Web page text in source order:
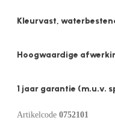
Kleurvast,
Hoogwaardige
1 jaar garantie (m.u.v.
Artikelcode 0752101